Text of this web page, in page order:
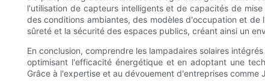
l'utilisation de capteurs intelligents et de capacités de
des conditions ambiantes, des modèles d'occupation et
sûreté et la sécurité des espaces publics, créant ainsi un
En conclusion, comprendre les lampadaires solaires
optimisant l'efficacité énergétique et en adoptant une
Grâce à l'expertise et au dévouement d'entreprises